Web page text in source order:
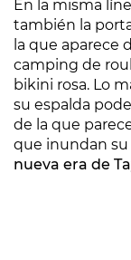
En la misma
también la
la que aparece
camping de
bikini rosa. Lo
su espalda
de la que
que inundan su
nueva era de